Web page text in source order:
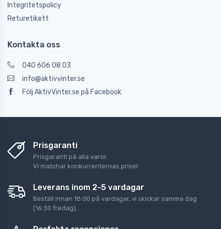
Integritetspolicy
Returetikett
Kontakta oss
040 606 08 03
info@aktivvinter.se
Följ AktivVinter.se på Facebook
Prisgaranti
Prisgaranti på alla varor.
Vi matchar konkurrenternas priser.
Leverans inom 2-5 vardagar
Beställ innan 18:00 på vardagar, vi skickar samma dag
(16:30 fredag).